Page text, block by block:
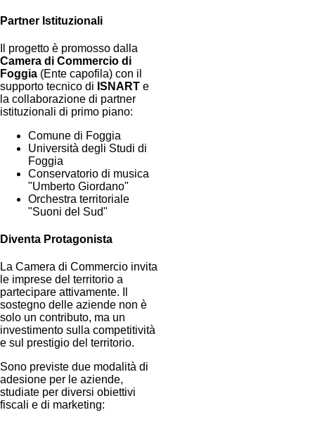
Partner Istituzionali
Il progetto è promosso dalla
Camera di Commercio di
Foggia (Ente capofila) con il
supporto tecnico di ISNART e
la collaborazione di partner
istituzionali di primo piano:
Comune di Foggia
Università degli Studi di
Foggia
Conservatorio di musica
"Umberto Giordano"
Orchestra territoriale
"Suoni del Sud"
Diventa Protagonista
La Camera di Commercio invita
le imprese del territorio a
partecipare attivamente. Il
sostegno delle aziende non è
solo un contributo, ma un
investimento sulla competitività
e sul prestigio del territorio.
Sono previste due modalità di
adesione per le aziende,
studiate per diversi obiettivi
fiscali e di marketing: